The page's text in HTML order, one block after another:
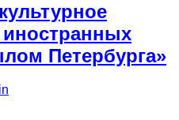
Петербурга»